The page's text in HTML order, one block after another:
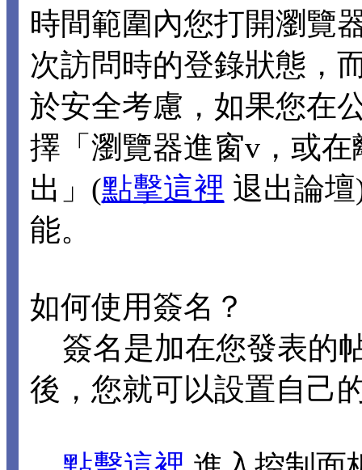
時間範圍內您打開瀏覽
次訪問時的登錄狀態，
於安全考慮，如果您在
擇「瀏覽器進窗v，或
出」(點擊這裡 退出論
能。
如何使用簽名？
簽名是加在您發表的
後，您就可以設置自己